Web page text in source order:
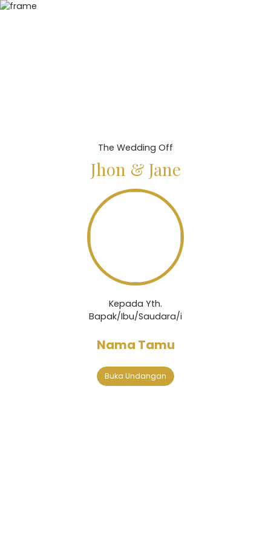
The Wedding Off
Jhon & Jane
Kepada Yth.
Bapak/Ibu/Saudara/i
Nama Tamu
Buka Undangan